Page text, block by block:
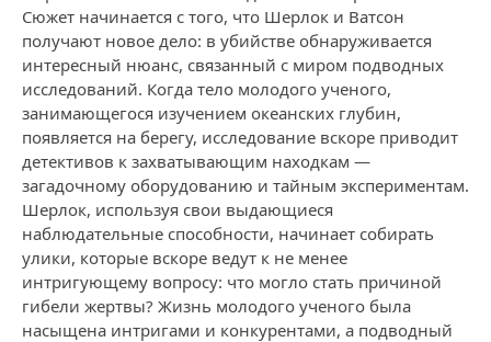
Сюжет начинается с того, что Шерлок и Ватсон
получают новое дело: в убийстве обнаруживается
интересный нюанс, связанный с миром подводных
исследований. Когда тело молодого ученого,
занимающегося изучением океанских глубин,
появляется на берегу, исследование вскоре приводит
детективов к захватывающим находкам —
загадочному оборудованию и тайным экспериментам.
Шерлок, используя свои выдающиеся
наблюдательные способности, начинает собирать
улики, которые вскоре ведут к не менее
интригующему вопросу: что могло стать причиной
гибели жертвы? Жизнь молодого ученого была
насыщена интригами и конкурентами, а подводный